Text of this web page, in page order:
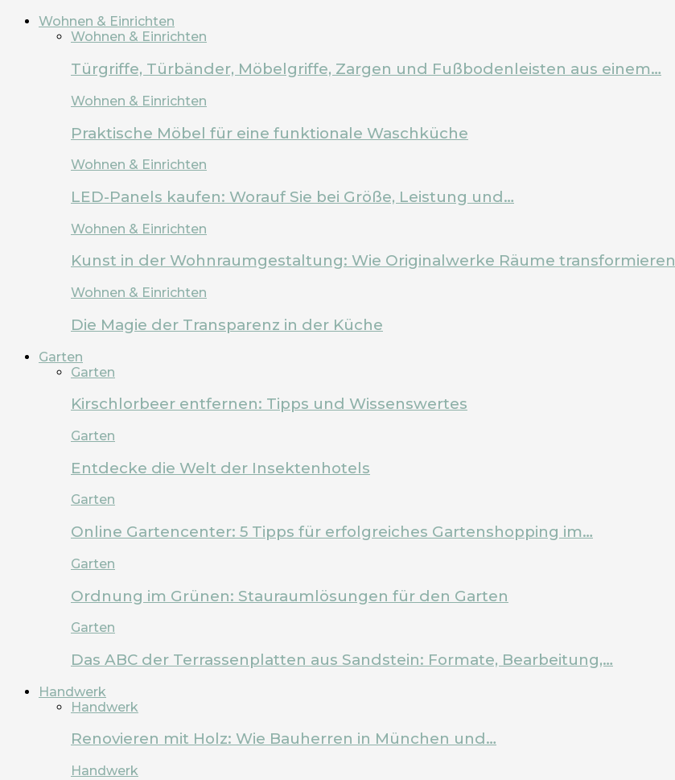
Wohnen & Einrichten
Wohnen & Einrichten
Türgriffe, Türbänder, Möbelgriffe, Zargen und Fußbodenleisten aus einem…
Wohnen & Einrichten
Praktische Möbel für eine funktionale Waschküche
Wohnen & Einrichten
LED-Panels kaufen: Worauf Sie bei Größe, Leistung und…
Wohnen & Einrichten
Kunst in der Wohnraumgestaltung: Wie Originalwerke Räume transformieren
Wohnen & Einrichten
Die Magie der Transparenz in der Küche
Garten
Garten
Kirschlorbeer entfernen: Tipps und Wissenswertes
Garten
Entdecke die Welt der Insektenhotels
Garten
Online Gartencenter: 5 Tipps für erfolgreiches Gartenshopping im…
Garten
Ordnung im Grünen: Stauraumlösungen für den Garten
Garten
Das ABC der Terrassenplatten aus Sandstein: Formate, Bearbeitung,…
Handwerk
Handwerk
Renovieren mit Holz: Wie Bauherren in München und…
Handwerk